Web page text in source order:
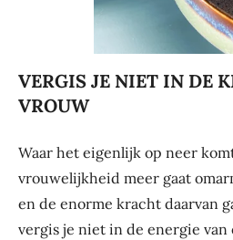
VERGIS JE NIET IN DE
VROUW
Waar het eigenlijk op neer
vrouwelijkheid meer gaat
en de enorme kracht daarvan
vergis je niet in de energie